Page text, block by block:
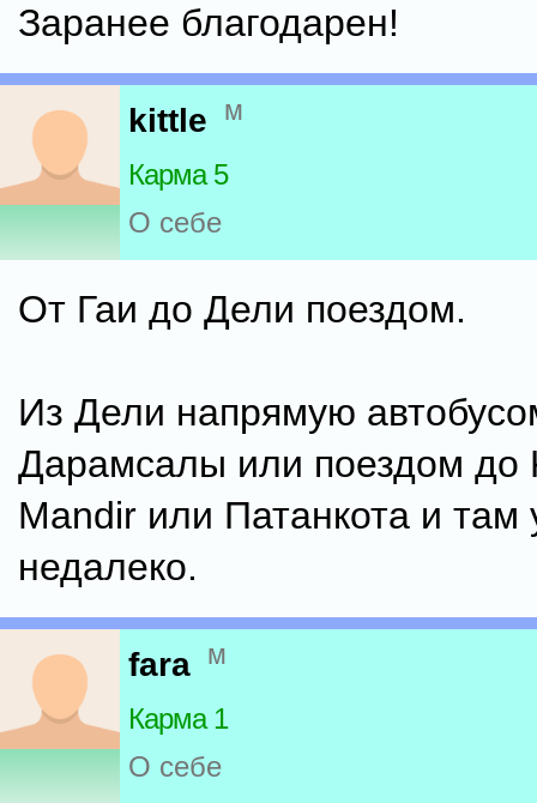
Заранее благодарен!
kittle м
Карма 5
О себе
От Гаи до Дели поездом.
Из Дели напрямую
Дарамсалы или поездом до
Mandir или Патанкота и там
недалеко.
fara м
Карма 1
О себе